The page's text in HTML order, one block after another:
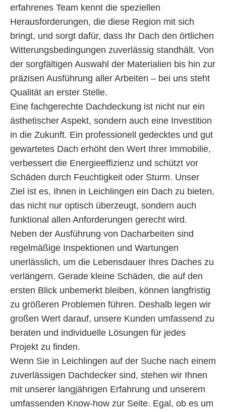
erfahrenes Team kennt die speziellen
Herausforderungen, die diese Region mit sich
bringt, und sorgt dafür, dass Ihr Dach den örtlichen
Witterungsbedingungen zuverlässig standhält. Von
der sorgfältigen Auswahl der Materialien bis hin zur
präzisen Ausführung aller Arbeiten – bei uns steht
Qualität an erster Stelle.
Eine fachgerechte Dachdeckung ist nicht nur ein
ästhetischer Aspekt, sondern auch eine Investition
in die Zukunft. Ein professionell gedecktes und gut
gewartetes Dach erhöht den Wert Ihrer Immobilie,
verbessert die Energieeffizienz und schützt vor
Schäden durch Feuchtigkeit oder Sturm. Unser
Ziel ist es, Ihnen in Leichlingen ein Dach zu bieten,
das nicht nur optisch überzeugt, sondern auch
funktional allen Anforderungen gerecht wird.
Neben der Ausführung von Dacharbeiten sind
regelmäßige Inspektionen und Wartungen
unerlässlich, um die Lebensdauer Ihres Daches zu
verlängern. Gerade kleine Schäden, die auf den
ersten Blick unbemerkt bleiben, können langfristig
zu größeren Problemen führen. Deshalb legen wir
großen Wert darauf, unsere Kunden umfassend zu
beraten und individuelle Lösungen für jedes
Projekt zu finden.
Wenn Sie in Leichlingen auf der Suche nach einem
zuverlässigen Dachdecker sind, stehen wir Ihnen
mit unserer langjährigen Erfahrung und unserem
umfassenden Know-how zur Seite. Egal, ob es um